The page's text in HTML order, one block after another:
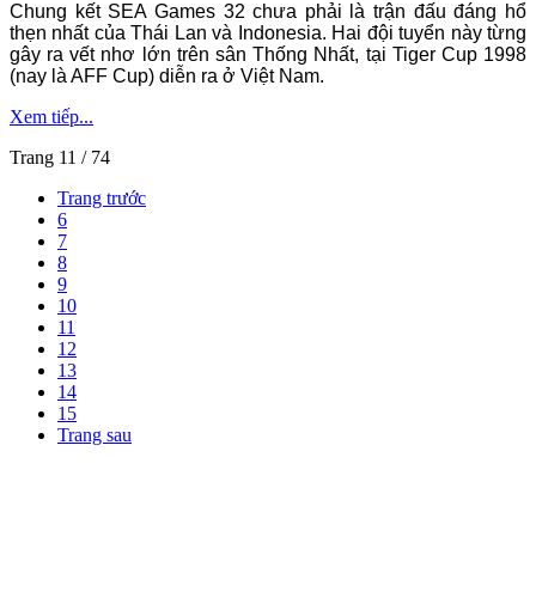
Chung kết SEA Games 32 chưa phải là trận đấu đáng hổ
thẹn nhất của Thái Lan và Indonesia. Hai đội tuyển này từng
gây ra vết nhơ lớn trên sân Thống Nhất, tại Tiger Cup 1998
(nay là AFF Cup) diễn ra ở Việt Nam.
Xem tiếp...
Trang 11 / 74
Trang trước
6
7
8
9
10
11
12
13
14
15
Trang sau